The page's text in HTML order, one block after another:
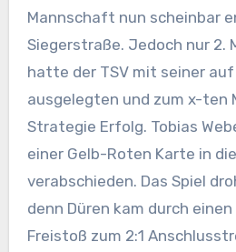
Mannschaft nun scheinbar
Siegerstraße. Jedoch nur 2.
hatte der TSV mit seiner auf
ausgelegten und zum x-ten
Strategie Erfolg. Tobias
einer Gelb-Roten Karte in
verabschieden. Das Spiel
denn Düren kam durch
Freistoß zum 2:1